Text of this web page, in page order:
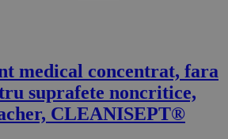
medical concentrat, fara
suprafete noncritice,
CLEANISEPT®